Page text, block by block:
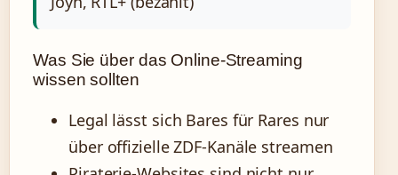
Was Sie über das Online-Streaming
wissen sollten
Legal lässt sich Bares für Rares nur
über offizielle ZDF-Kanäle streamen